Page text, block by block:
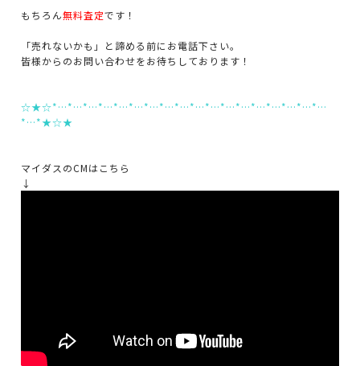
もちろん無料査定です！
「売れないかも」と諦める前にお電話下さい。
皆様からのお問い合わせをお待ちしております！
☆★☆*…*…*…*…*…*…*…*…*…*…*…*…*…*…*…*…*…*…
*…*★☆★
マイダスのCMはこちら
↓